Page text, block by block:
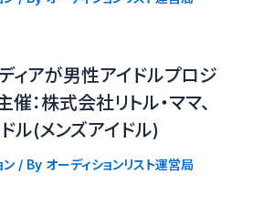
ィアが男性アイドルプロジ
催：株式会社リトル・ママ、
ル(メンズアイドル)
ン/ By オーディションリスト運営局